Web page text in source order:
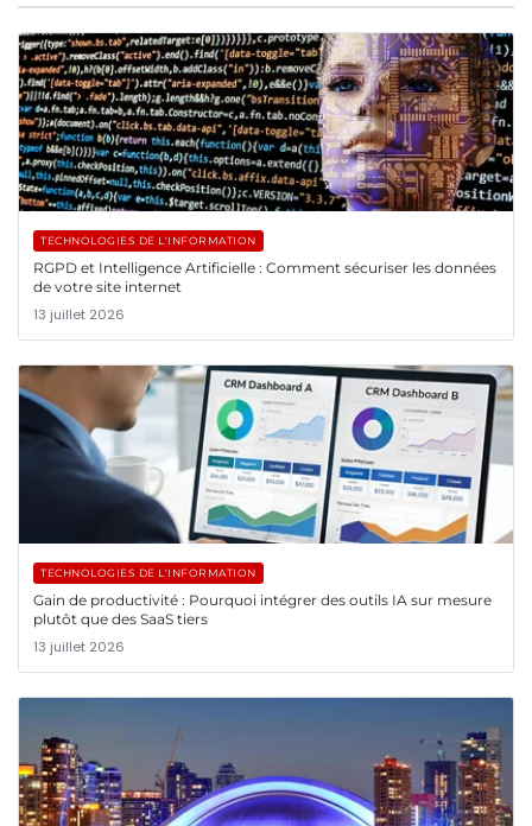
TECHNOLOGIES DE L'INFORMATION
RGPD et Intelligence Artificielle : Comment sécuriser les données
de votre site internet
13 juillet 2026
TECHNOLOGIES DE L'INFORMATION
Gain de productivité : Pourquoi intégrer des outils IA sur mesure
plutôt que des SaaS tiers
13 juillet 2026